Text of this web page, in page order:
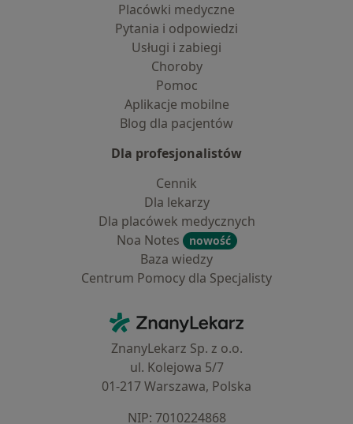
Placówki medyczne
Pytania i odpowiedzi
Usługi i zabiegi
Choroby
Pomoc
Aplikacje mobilne
Blog dla pacjentów
Dla profesjonalistów
Cennik
Dla lekarzy
Dla placówek medycznych
Noa Notes
nowość
Baza wiedzy
Centrum Pomocy dla Specjalisty
ZnanyLekarz - Strona główna
ZnanyLekarz Sp. z o.o.
ul. Kolejowa 5/7
01-217 Warszawa, Polska
NIP: ⁠7010224868